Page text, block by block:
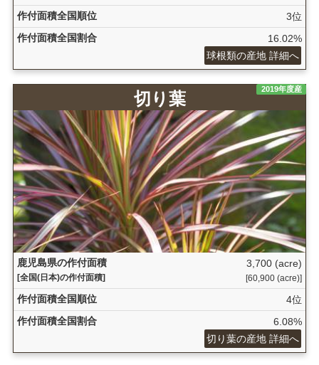
作付面積全国順位
3位
作付面積全国割合
16.02%
球根類の産地 詳細へ
2019年度産
切り葉
鹿児島県の作付面積
[全国(日本)の作付面積]
3,700 (acre)
[60,900 (acre)]
作付面積全国順位
4位
作付面積全国割合
6.08%
切り葉の産地 詳細へ